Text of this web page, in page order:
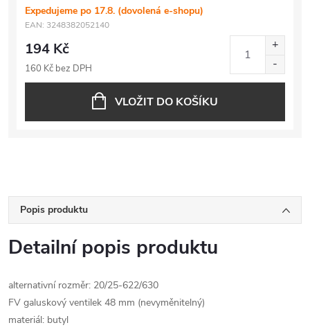
Expedujeme po 17.8. (dovolená e-shopu)
EAN: 3248382052140
194 Kč
160 Kč bez DPH
VLOŽIT DO KOŠÍKU
Popis produktu
Detailní popis produktu
alternativní rozměr: 20/25-622/630
FV galuskový ventilek 48 mm (nevyměnitelný)
materiál: butyl